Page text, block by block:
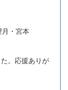
・宮本
。応援ありが